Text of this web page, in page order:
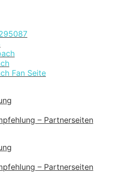
Fan Seite
– Partnerseiten
– Partnerseiten